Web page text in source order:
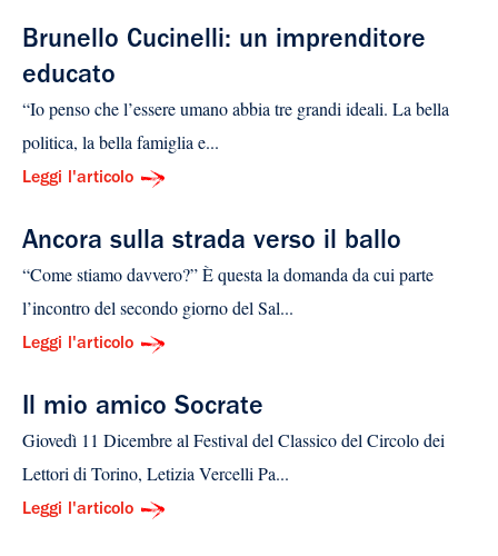
Brunello Cucinelli: un imprenditore
educato
“Io penso che l’essere umano abbia tre grandi ideali. La bella
politica, la bella famiglia e...
Leggi l'articolo
Ancora sulla strada verso il ballo
“Come stiamo davvero?” È questa la domanda da cui parte
l’incontro del secondo giorno del Sal...
Leggi l'articolo
Il mio amico Socrate
Giovedì 11 Dicembre al Festival del Classico del Circolo dei
Lettori di Torino, Letizia Vercelli Pa...
Leggi l'articolo